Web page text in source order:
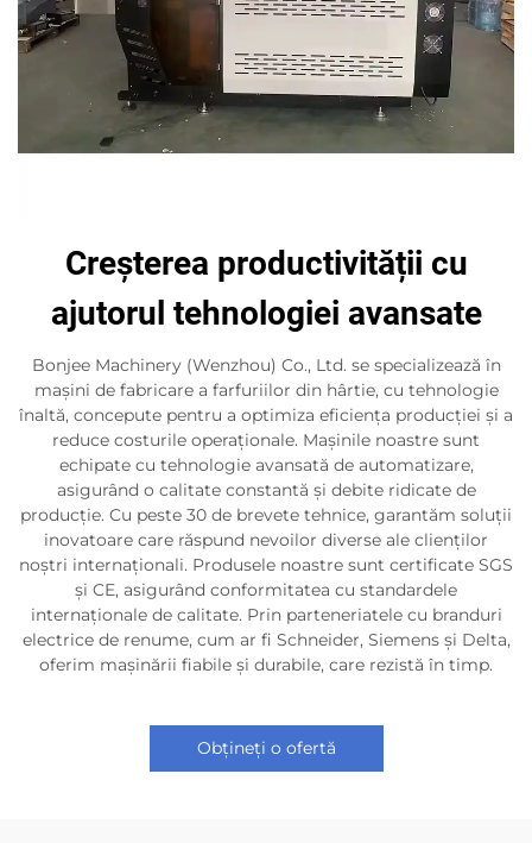
Creșterea productivității cu
ajutorul tehnologiei avansate
Bonjee Machinery (Wenzhou) Co., Ltd. se specializează în
mașini de fabricare a farfuriilor din hârtie, cu tehnologie
înaltă, concepute pentru a optimiza eficiența producției și a
reduce costurile operaționale. Mașinile noastre sunt
echipate cu tehnologie avansată de automatizare,
asigurând o calitate constantă și debite ridicate de
producție. Cu peste 30 de brevete tehnice, garantăm soluții
inovatoare care răspund nevoilor diverse ale clienților
noștri internaționali. Produsele noastre sunt certificate SGS
și CE, asigurând conformitatea cu standardele
internaționale de calitate. Prin parteneriatele cu branduri
electrice de renume, cum ar fi Schneider, Siemens și Delta,
oferim mașinării fiabile și durabile, care rezistă în timp.
Obțineți o ofertă